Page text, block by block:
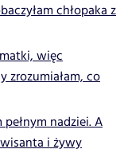
chłopaka z
więc
zrozumiałam, co
nadziei. A
i żywy